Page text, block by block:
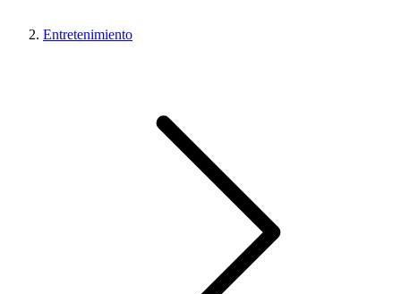
Entretenimiento